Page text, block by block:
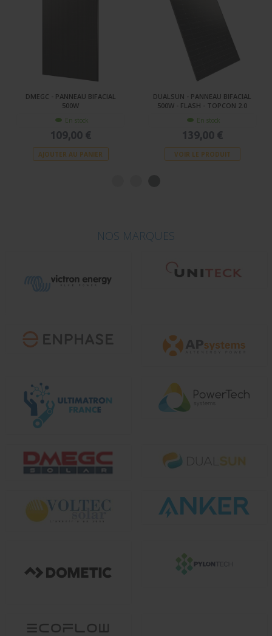
projet solaire
avec
conseillers dédiés :
EN
DMEGC - PANNEAU BIFACIAL
500W
En stock
109,00 €
AJOUTER AU PANIER
DUALSUN - PANNEAU BIFACIAL
500W - FLASH - TOPCON 2.0
En stock
139,00 €
VOIR LE PRODUIT
NOS MARQUES